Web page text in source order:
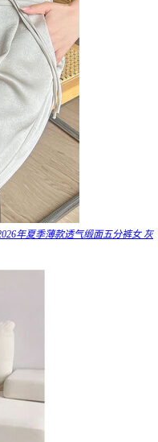
年夏季薄款透气缎面五分裤女 灰